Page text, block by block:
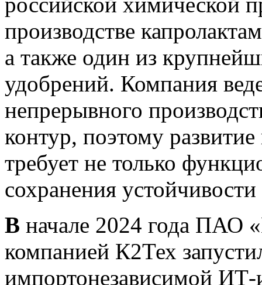
производстве
а также один из
удобрений. Компания
непрерывного
контур, поэтому
требует не только
сохранения
В начале 2024 года ПАО
компанией К2Тех
импортонезависимой